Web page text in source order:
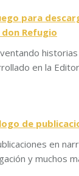
para
Refugio
en la
de
en
y muchos